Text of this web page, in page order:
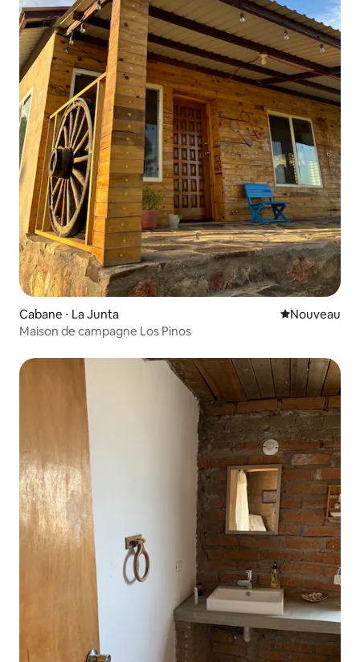
Cabane ⋅ La Junta Nouvel
Nouveau
Maison de campagne Los Pinos